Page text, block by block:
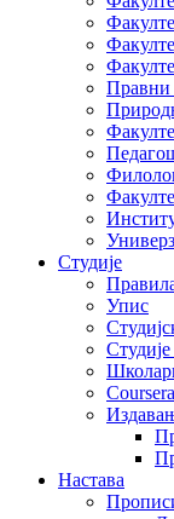
Правни
Студије
Упис
Coursera
Настава